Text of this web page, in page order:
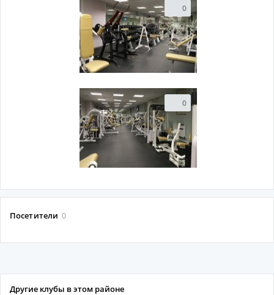
0
0
Посетители 0
Другие клубы в этом районе